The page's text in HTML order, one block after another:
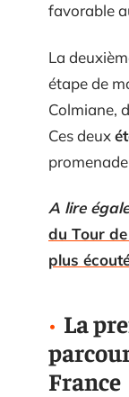
favorable
La
étape de
Colmiane,
Ces deux
A lire
du Tour
plus
La
France